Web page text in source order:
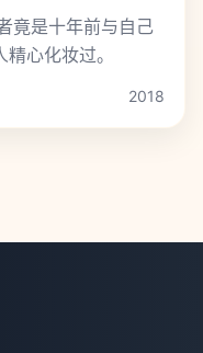
竟是十年前与自己
心化妆过。
2018